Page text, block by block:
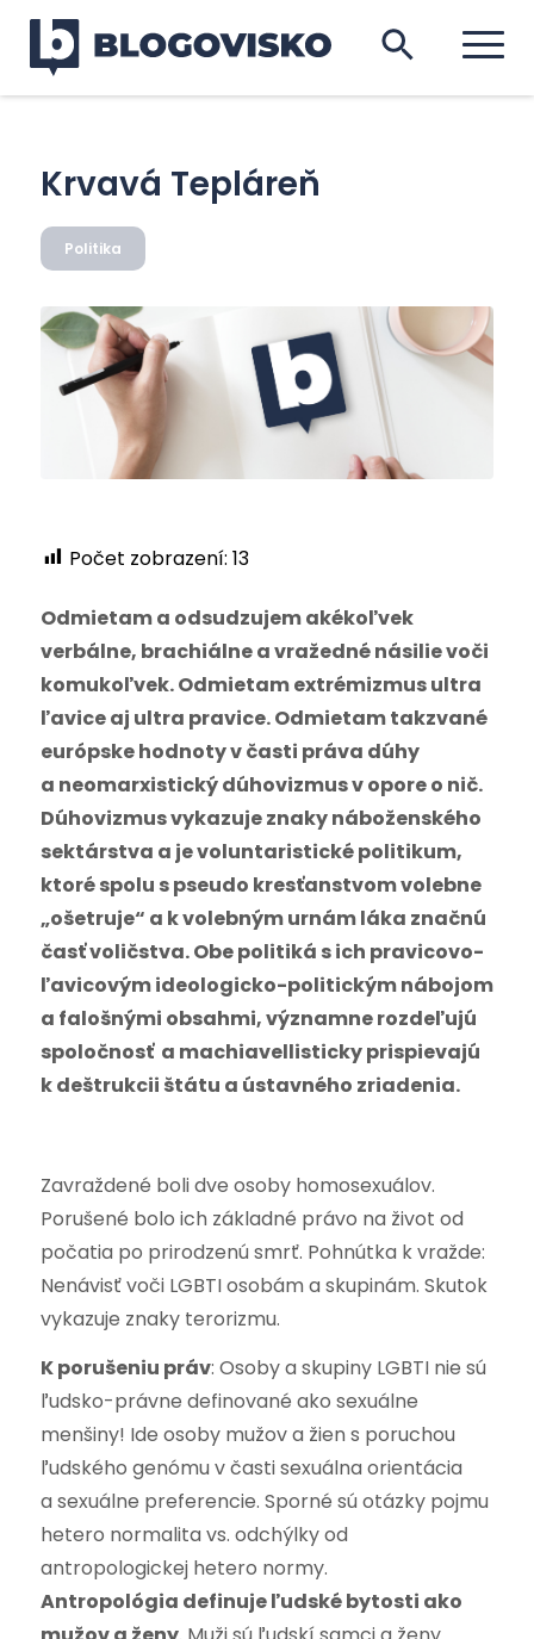
Krvavá Tepláreň
Politika
Počet zobrazení: 13
Odmietam a odsudzujem akékoľvek
verbálne, brachiálne a vražedné násilie voči
komukoľvek. Odmietam extrémizmus ultra
ľavice aj ultra pravice. Odmietam takzvané
európske hodnoty v časti práva dúhy
a neomarxistický dúhovizmus v opore o nič.
Dúhovizmus vykazuje znaky náboženského
sektárstva a je voluntaristické politikum,
ktoré spolu s pseudo kresťanstvom volebne
„ošetruje“ a k volebným urnám láka značnú
časť voličstva. Obe politiká s ich pravicovo-
ľavicovým ideologicko-politickým nábojom
a falošnými obsahmi, významne rozdeľujú
spoločnosť a machiavellisticky prispievajú
k deštrukcii štátu a ústavného zriadenia.
Zavraždené boli dve osoby homosexuálov.
Porušené bolo ich základné právo na život od
počatia po prirodzenú smrť. Pohnútka k vražde:
Nenávisť voči LGBTI osobám a skupinám. Skutok
vykazuje znaky terorizmu.
K porušeniu práv: Osoby a skupiny LGBTI nie sú
ľudsko-právne definované ako sexuálne
menšiny! Ide osoby mužov a žien s poruchou
ľudského genómu v časti sexuálna orientácia
a sexuálne preferencie. Sporné sú otázky pojmu
hetero normalita vs. odchýlky od
antropologickej hetero normy.
Antropológia definuje ľudské bytosti ako